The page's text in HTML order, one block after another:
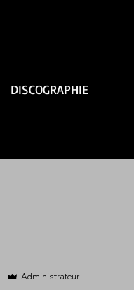
DISCOGRAPHIE
Administrateur